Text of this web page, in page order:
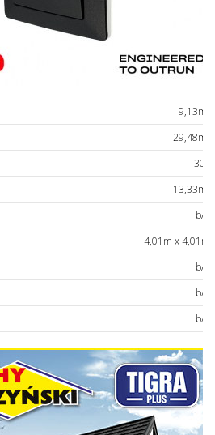
9,13m
29,48m
30°
13,33m
b/d
4,01m x 4,01m
b/d
b/d
b/d